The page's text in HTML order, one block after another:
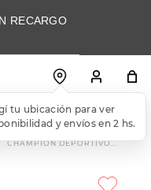
RECARGO
tu ubicación para ver
y envíos en 2 hs.
CHAMPION DEPORTIVO
MÁS